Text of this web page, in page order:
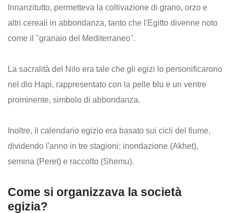
Innanzitutto, permetteva la coltivazione di grano, orzo e
altri cereali in abbondanza, tanto che l'Egitto divenne noto
come il "granaio del Mediterraneo".
La sacralità del Nilo era tale che gli egizi lo personificarono
nel dio Hapi, rappresentato con la pelle blu e un ventre
prominente, simbolo di abbondanza.
Inoltre, il calendario egizio era basato sui cicli del fiume,
dividendo l'anno in tre stagioni: inondazione (Akhet),
semina (Peret) e raccolto (Shemu).
Come si organizzava la società
egizia?